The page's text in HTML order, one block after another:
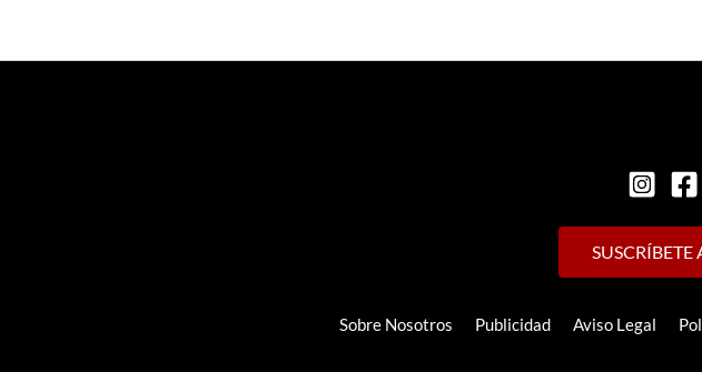
SUSCRÍBETE
Sobre Nosotros Publicidad Aviso Legal